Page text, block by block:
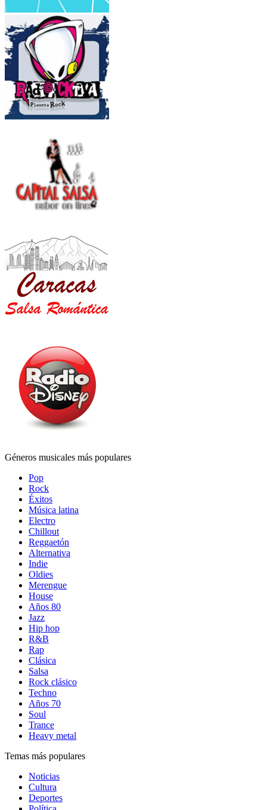
Géneros musicales más populares
Pop
Rock
Éxitos
Música latina
Electro
Chillout
Reggaetón
Alternativa
Indie
Oldies
Merengue
House
Años 80
Jazz
Hip hop
R&B
Rap
Clásica
Salsa
Rock clásico
Techno
Años 70
Soul
Trance
Heavy metal
Temas más populares
Noticias
Cultura
Deportes